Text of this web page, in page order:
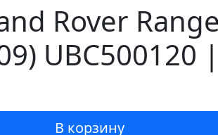
Rover
UBC500120
В корзину